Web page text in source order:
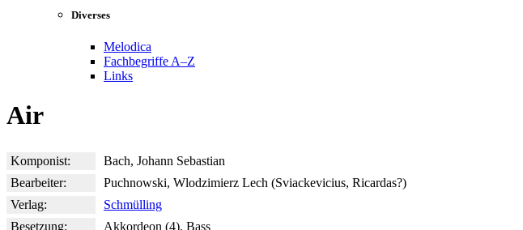
Diverses
Melodica
Fachbegriffe A–Z
Links
Air
Komponist:
Bach, Johann Sebastian
Bearbeiter:
Puchnowski, Wlodzimierz Lech (Sviackevicius, Ricardas?)
Verlag:
Schmülling
Besetzung:
Akkordeon (4), Bass